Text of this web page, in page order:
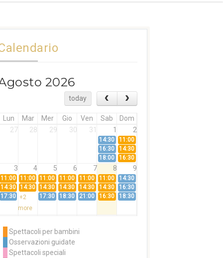
2026
today
Lun Mar Mer Gio Ven Sab
Dom
27
28 29 30 31 1 2
14:30
11:00
16:30
14:30
18:00
16:30
3 4 5 6 7 8 9
11:00 11:00 11:00 11:00 11:00 11:00
14:30
14:30 14:30 14:30 14:30 14:30 14:30
16:30
17:30 +2
more
17:30 18:30 21:00 16:30 18:30
11:00
14:30
+3
Spettacoli per bambini
Osservazioni guidate
Spettacoli speciali